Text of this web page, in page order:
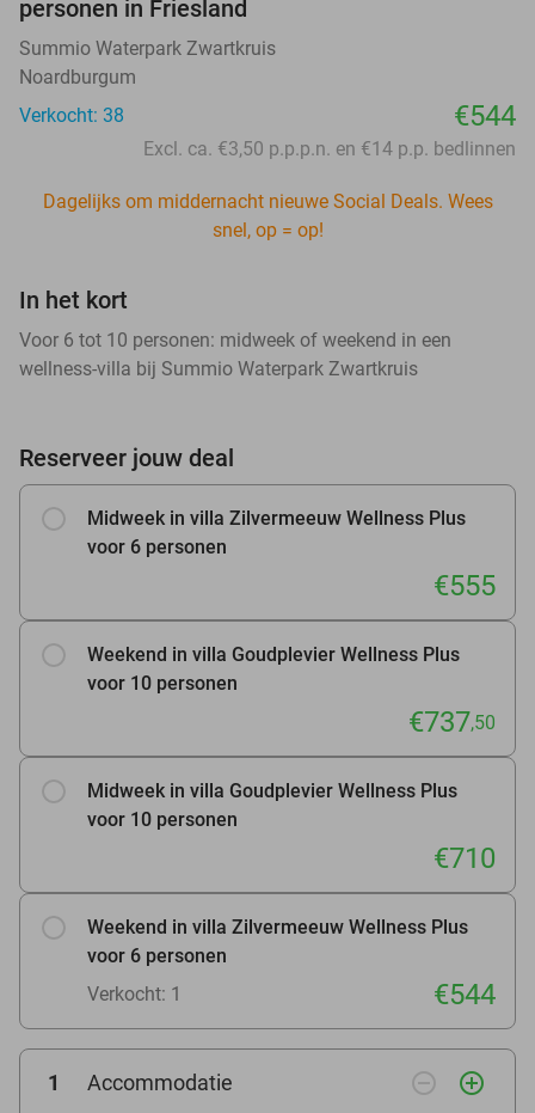
personen in Friesland
Summio Waterpark Zwartkruis
Noardburgum
Verkocht: 38
€544
Excl. ca. €3,50 p.p.p.n. en €14 p.p. bedlinnen
Dagelijks om middernacht nieuwe Social Deals. Wees
snel, op = op!
In het kort
Voor 6 tot 10 personen: midweek of weekend in een
wellness-villa bij Summio Waterpark Zwartkruis
Reserveer jouw deal
Midweek in villa Zilvermeeuw Wellness Plus
voor 6 personen
€555
Weekend in villa Goudplevier Wellness Plus
voor 10 personen
€737,50
Midweek in villa Goudplevier Wellness Plus
voor 10 personen
€710
Weekend in villa Zilvermeeuw Wellness Plus
voor 6 personen
Verkocht: 1
€544
1 Accommodatie remove_circle_outline add_circle_outline